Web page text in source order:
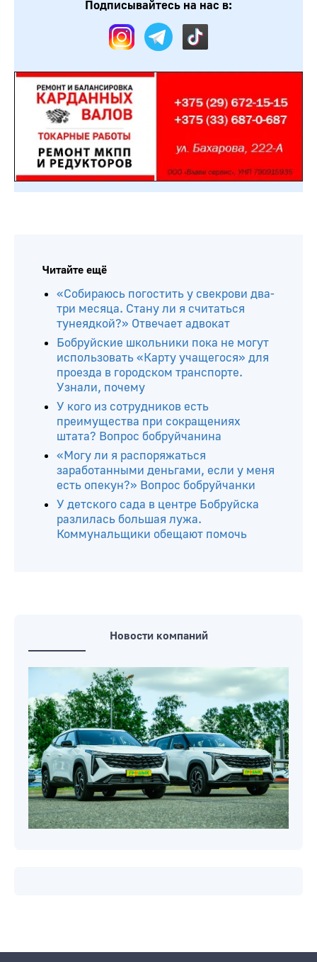
Подписывайтесь на нас в:
Читайте ещё
«Собираюсь погостить у свекрови два-
три месяца. Стану ли я считаться
тунеядкой?» Отвечает адвокат
Бобруйские школьники пока не могут
использовать «Карту учащегося» для
проезда в городском транспорте.
Узнали, почему
У кого из сотрудников есть
преимущества при сокращениях
штата? Вопрос бобруйчанина
«Могу ли я распоряжаться
заработанными деньгами, если у меня
есть опекун?» Вопрос бобруйчанки
У детского сада в центре Бобруйска
разлилась большая лужа.
Коммунальщики обещают помочь
Новости компаний